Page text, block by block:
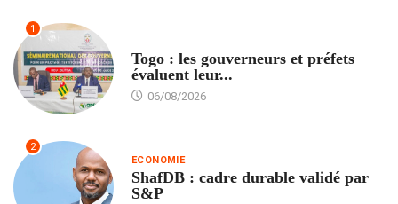
1
Togo : les gouverneurs et préfets
évaluent leur...
06/08/2026
2
ECONOMIE
ShafDB : cadre durable validé par
S&P